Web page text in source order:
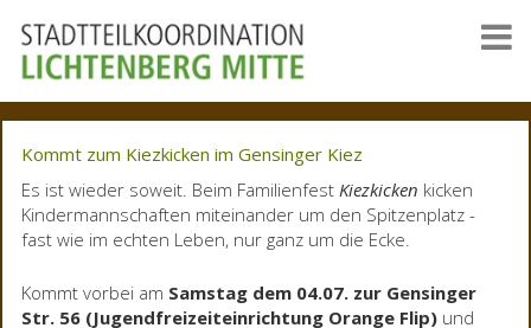
Kommt zum Kiezkicken im Gensinger Kiez
Es ist wieder soweit. Beim Familienfest Kiezkicken kicken
Kindermannschaften miteinander um den Spitzenplatz -
fast wie im echten Leben, nur ganz um die Ecke.
Kommt vorbei am Samstag dem 04.07. zur Gensinger
Str. 56 (Jugendfreizeiteinrichtung Orange Flip) und